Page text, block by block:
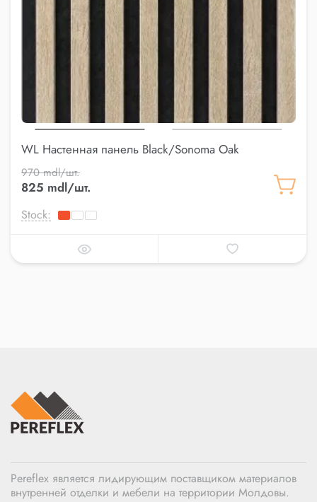
WL Настенная панель Black/Sonoma Oak
970 mdl/шт.
825 mdl/шт.
Stock:
Pereflex является лидирующим поставщиком материалов
внутренней отделки и мебели на территории Молдовы.